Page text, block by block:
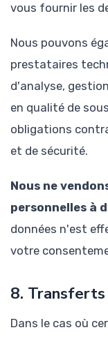
vous fournir les
Nous pouvons
prestataires
d'analyse,
en qualité de
obligations
et de sécurité.
Nous ne
personnelles à
données n'est
votre
8. Transferts
Dans le cas où